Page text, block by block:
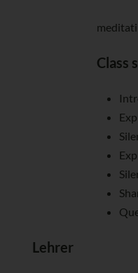
Class
Lehrer